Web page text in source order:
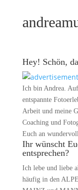
Hey! Schön,
Ich bin Andrea.
entspannte
Arbeit und meine
Coaching und
Euch an
Ihr wünscht
entsprechen?
Ich lebe und liebe
häufig in den